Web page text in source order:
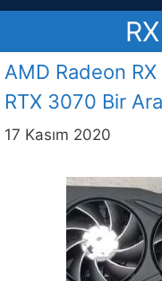
AMD Radeon
RTX 3070 Bir
17 Kasım 2020